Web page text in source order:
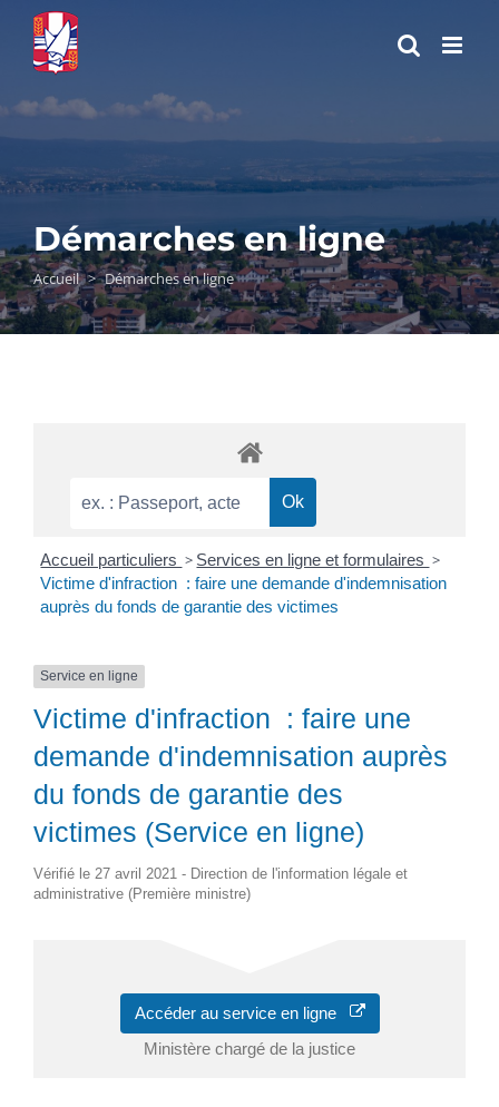
Passer
contenu
Démarches en ligne
Accueil > Démarches en ligne
Accueil particuliers > Services en ligne et formulaires >
Victime d'infraction : faire une demande d'indemnisation
auprès du fonds de garantie des victimes
Service en ligne
Victime d'infraction : faire une
demande d'indemnisation auprès
du fonds de garantie des
victimes (Service en ligne)
Vérifié le 27 avril 2021 - Direction de l'information légale et
administrative (Première ministre)
Accéder au service en ligne
Ministère chargé de la justice